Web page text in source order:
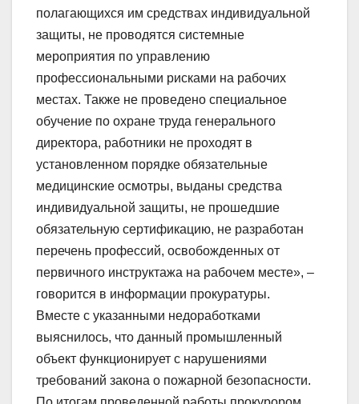
полагающихся им средствах индивидуальной
защиты, не проводятся системные
мероприятия по управлению
профессиональными рисками на рабочих
местах. Также не проведено специальное
обучение по охране труда генерального
директора, работники не проходят в
установленном порядке обязательные
медицинские осмотры, выданы средства
индивидуальной защиты, не прошедшие
обязательную сертификацию, не разработан
перечень профессий, освобожденных от
первичного инструктажа на рабочем месте», –
говорится в информации прокуратуры.
Вместе с указанными недоработками
выяснилось, что данный промышленный
объект функционирует с нарушениями
требований закона о пожарной безопасности.